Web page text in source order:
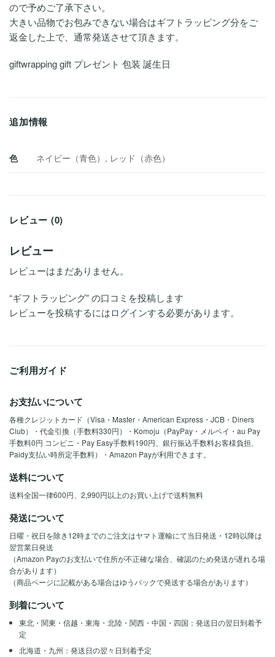
ので予めご了承下さい。
大きい品物でお包みできない場合はギフトラッピング分をご
返金した上で、通常発送させて頂きます。
giftwrapping gift プレゼント 包装 誕生日
追加情報
色 ネイビー（青色）, レッド（赤色）
レビュー (0)
レビュー
レビューはまだありません。
“ギフトラッピング” の口コミを投稿します
レビューを投稿するにはログインする必要があります。
ご利用ガイド
お支払いについて
各種クレジットカード（Visa・Master・American Express・JCB・Diners
Club）・代金引換（手数料330円）・Komoju（PayPay・メルペイ・au Pay
手数料0円 コンビニ・Pay Easy手数料190円、銀行振込手数料お客様負担、
Paidy支払い時所定手数料）・Amazon Payが利用できます。
送料について
送料全国一律600円、2,990円以上のお買い上げで送料無料
発送について
日曜・祝日を除き12時までのご注文はヤマト運輸にて当日発送・12時以降は
翌営業日発送
（Amazon Payのお支払いで住所が不正確な場合、確認のため発送が遅れる場
合があります）
（商品ページに記載がある場合はゆうパックで発送する場合があります）
到着について
東北・関東・信越・東海・北陸・関西・中国・四国：発送日の翌日到着予
定
北海道・九州：発送日の翌々日到着予定